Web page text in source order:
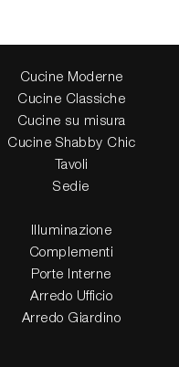
Cucine Moderne
Cucine Classiche
Cucine su misura
Cucine Shabby Chic
Tavoli
Sedie
Illuminazione
Complementi
Porte Interne
Arredo Ufficio
Arredo Giardino